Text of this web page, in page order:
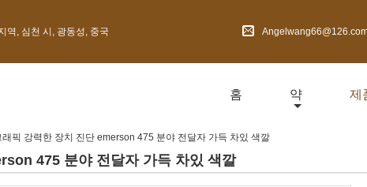
역, 심천 시, 광동성, 중국
홈 약 제
래픽 강력한 장치 진단 emerson 475 분야 전달자 가득 차있 색깔
475 분야 전달자 가득 차있 색깔